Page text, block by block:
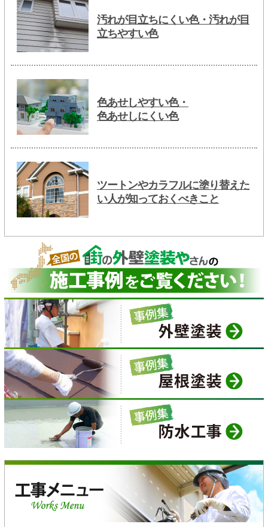
汚れが目立ちにくい色・汚れが目
立ちやすい色
色あせしやすい色・
色あせしにくい色
ツートンやカラフルに塗り替えた
い人が知っておくべきこと